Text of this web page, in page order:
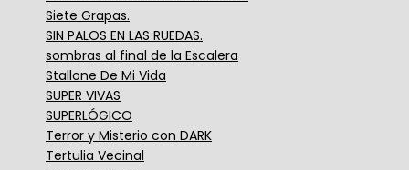
Siete Grapas.
SIN PALOS EN LAS RUEDAS.
sombras al final de la Escalera
Stallone De Mi Vida
SUPER VIVAS
SUPERLÓGICO
Terror y Misterio con DARK
Tertulia Vecinal